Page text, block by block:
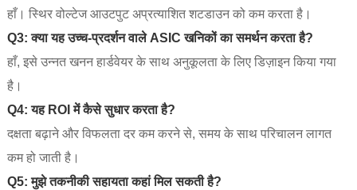
हाँ। स्थिर वोल्टेज आउटपुट अप्रत्याशित शटडाउन को कम करता है।
Q3: क्या यह उच्च-प्रदर्शन वाले ASIC खनिकों का समर्थन करता है?
हाँ, इसे उन्नत खनन हार्डवेयर के साथ अनुकूलता के लिए डिज़ाइन किया गया
है।
Q4: यह ROI में कैसे सुधार करता है?
दक्षता बढ़ाने और विफलता दर कम करने से, समय के साथ परिचालन लागत
कम हो जाती है।
Q5: मुझे तकनीकी सहायता कहां मिल सकती है?